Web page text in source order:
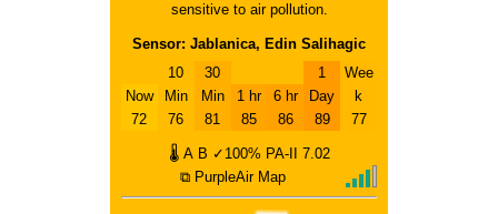
sensitive to air pollution.
Sensor: Jablanica, Edin Salihagic
Now
72
10
Min
76
30
Min
81
1 hr
85
6 hr
86
1
Day
89
Wee
k
77
🌡 A B ✓100% PA-II
7.02
⧉ PurpleAir Map